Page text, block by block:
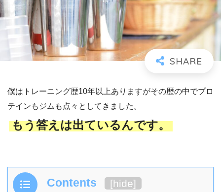
僕はトレーニング歴10年以上ありますがその歴の中でプロ
テインもジムも点々としてきました。
もう答えは出ているんです。
Contents [hide]